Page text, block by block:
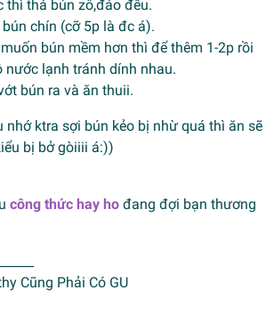
thì thả bún zô,đảo đều.
chín (cỡ 5p là đc á).
bún mềm hơn thì để thêm 1-2p rồi
nước lạnh tránh dính nhau.
bún ra và ăn thuii.
nhớ ktra sợi bún kẻo bị nhừ quá thì ăn sẽ
bị bở gòiiii á:))
công thức hay ho đang đợi bạn thương
Cũng Phải Có GU